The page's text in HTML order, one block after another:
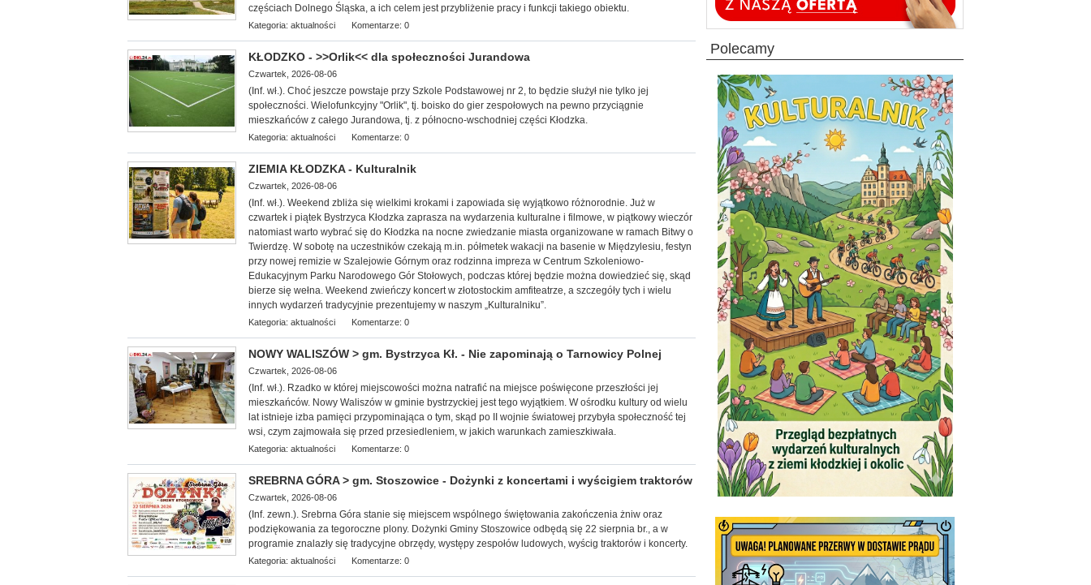
częściach Dolnego Śląska, a ich celem jest przybliżenie pracy i funkcji takiego obiektu.
Kategoria: aktualności Komentarze: 0
KŁODZKO - >>Orlik<< dla społeczności Jurandowa
Czwartek, 2026-08-06
(Inf. wł.). Choć jeszcze powstaje przy Szkole Podstawowej nr 2, to będzie służył nie tylko jej
społeczności. Wielofunkcyjny "Orlik", tj. boisko do gier zespołowych na pewno przyciągnie
mieszkańców z całego Jurandowa, tj. z północno-wschodniej części Kłodzka.
Kategoria: aktualności Komentarze: 0
ZIEMIA KŁODZKA - Kulturalnik
Czwartek, 2026-08-06
(Inf. wł.). Weekend zbliża się wielkimi krokami i zapowiada się wyjątkowo różnorodnie. Już w
czwartek i piątek Bystrzyca Kłodzka zaprasza na wydarzenia kulturalne i filmowe, w piątkowy wieczór
natomiast warto wybrać się do Kłodzka na nocne zwiedzanie miasta organizowane w ramach Bitwy o
Twierdzę. W sobotę na uczestników czekają m.in. półmetek wakacji na basenie w Międzylesiu, festyn
przy nowej remizie w Szalejowie Górnym oraz rodzinna impreza w Centrum Szkoleniowo-
Edukacyjnym Parku Narodowego Gór Stołowych, podczas której będzie można dowiedzieć się, skąd
bierze się wełna. Weekend zwieńczy koncert w złotostockim amfiteatrze, a szczegóły tych i wielu
innych wydarzeń tradycyjnie prezentujemy w naszym „Kulturalniku”.
Kategoria: aktualności Komentarze: 0
NOWY WALISZÓW > gm. Bystrzyca Kł. - Nie zapominają o Tarnowicy Polnej
Czwartek, 2026-08-06
(Inf. wł.). Rzadko w której miejscowości można natrafić na miejsce poświęcone przeszłości jej
mieszkańców. Nowy Waliszów w gminie bystrzyckiej jest tego wyjątkiem. W ośrodku kultury od wielu
lat istnieje izba pamięci przypominająca o tym, skąd po II wojnie światowej przybyła społeczność tej
wsi, czym zajmowała się przed przesiedleniem, w jakich warunkach zamieszkiwała.
Kategoria: aktualności Komentarze: 0
SREBRNA GÓRA > gm. Stoszowice - Dożynki z koncertami i wyścigiem traktorów
Czwartek, 2026-08-06
(Inf. zewn.). Srebrna Góra stanie się miejscem wspólnego świętowania zakończenia żniw oraz
podziękowania za tegoroczne plony. Dożynki Gminy Stoszowice odbędą się 22 sierpnia br., a w
programie znalazły się tradycyjne obrzędy, występy zespołów ludowych, wyścig traktorów i koncerty.
Kategoria: aktualności Komentarze: 0
polecamy